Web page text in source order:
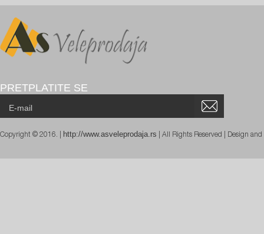
PRETPLATITE SE
Copyright © 2016. | http://www.asveleprodaja.rs | All Rights Reserved | Design